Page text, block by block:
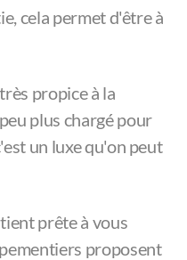
cela permet d'être à
propice à la
plus chargé pour
un luxe qu'on peut
prête à vous
proposent